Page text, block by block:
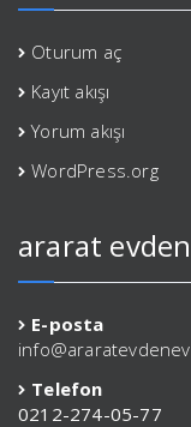
Oturum aç
Kayıt akışı
Yorum akışı
WordPress.org
ararat
E-posta
Telefon
0212-274-05-77